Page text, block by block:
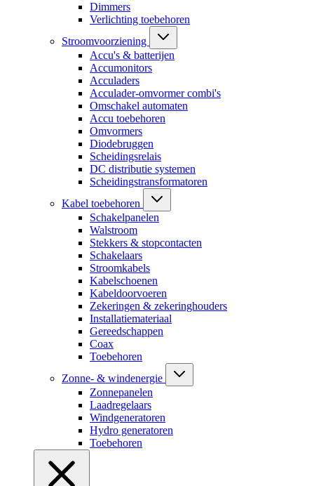
Dimmers
Verlichting toebehoren
Stroomvoorziening
Accu's & batterijen
Accumonitors
Acculaders
Acculader-omvormer combi's
Omschakel automaten
Accu toebehoren
Omvormers
Diodebruggen
Scheidingsrelais
DC distributie systemen
Scheidingstransformatoren
Kabel toebehoren
Schakelpanelen
Walstroom
Stekkers & stopcontacten
Schakelaars
Stroomkabels
Kabelschoenen
Kabeldoorvoeren
Zekeringen & zekeringhouders
Installatiemateriaal
Gereedschappen
Coax
Toebehoren
Zonne- & windenergie
Zonnepanelen
Laadregelaars
Windgeneratoren
Hydro generatoren
Toebehoren